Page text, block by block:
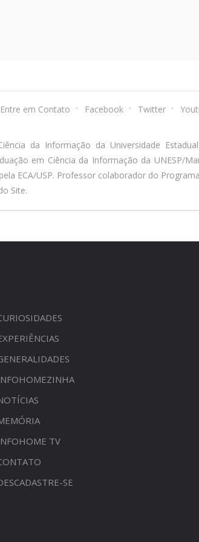
Entre em Contato Facebook Twitter
da Informação da Universidade
em Ciência da Informação da UNESP/
ECA/USP. Professor colaborador do
Site.
TV
SE